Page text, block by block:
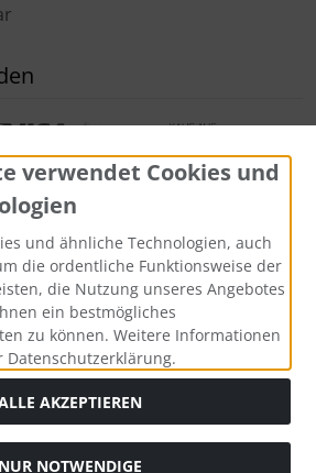
MwSt. zzgl.Versandkosten
verwendet Cookies und
und ähnliche Technologien, auch
die ordentliche Funktionsweise der
die Nutzung unseres Angebotes
ein bestmögliches
zu können. Weitere Informationen
Datenschutzerklärung.
AKZEPTIEREN
NUR NOTWENDIGE